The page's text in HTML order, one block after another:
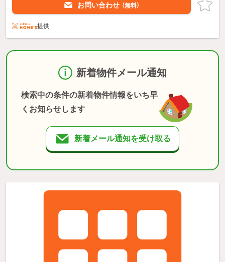
お問い合わせ （無料）
提供
新着物件メール通知
検索中の条件の新着物件情報をいち早
くお知らせします
新着メール通知を受け取る